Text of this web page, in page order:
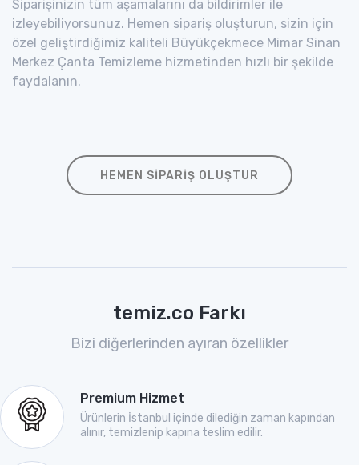
Siparişinizin tüm aşamalarını da bildirimler ile
izleyebiliyorsunuz. Hemen sipariş oluşturun, sizin için
özel geliştirdiğimiz kaliteli Büyükçekmece Mimar Sinan
Merkez Çanta Temizleme hizmetinden hızlı bir şekilde
faydalanın.
HEMEN SIPARIŞ OLUŞTUR
temiz.co Farkı
Bizi diğerlerinden ayıran özellikler
Premium Hizmet
Ürünlerin İstanbul içinde dilediğin zaman kapından
alınır, temizlenip kapına teslim edilir.